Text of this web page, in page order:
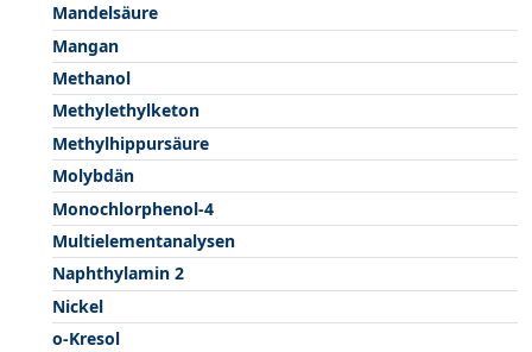
Mandelsäure
Mangan
Methanol
Methylethylketon
Methylhippursäure
Molybdän
Monochlorphenol-4
Multielementanalysen
Naphthylamin 2
Nickel
o-Kresol